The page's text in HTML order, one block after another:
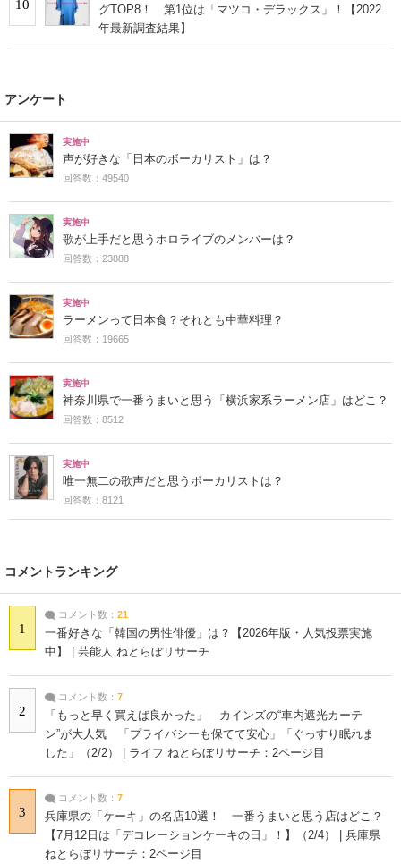
10
グTOP8！ 第1位は「マツコ・デラックス」！【2022
年最新調査結果】
アンケート
実施中
声が好きな「日本のボーカリスト」は？
回答数：49540
実施中
歌が上手だと思うホロライブのメンバーは？
回答数：23888
実施中
ラーメンって日本食？それとも中華料理？
回答数：19665
実施中
神奈川県で一番うまいと思う「横浜家系ラーメン店」はどこ？
回答数：8512
実施中
唯一無二の歌声だと思うボーカリストは？
回答数：8121
コメントランキング
1
コメント数： 21
一番好きな「韓国の男性俳優」は？【2026年版・人気投票実施
中】 | 芸能人 ねとらぼリサーチ
2
コメント数： 7
「もっと早く買えば良かった」 カインズの“車内遮光カーテ
ン”が大人気 「プライバシーも保てて安心」「ぐっすり眠れま
した」（2/2） | ライフ ねとらぼリサーチ：2ページ目
3
コメント数： 7
兵庫県の「ケーキ」の名店10選！ 一番うまいと思う店はどこ？
【7月12日は「デコレーションケーキの日」！】（2/4） | 兵庫県
ねとらぼリサーチ：2ページ目